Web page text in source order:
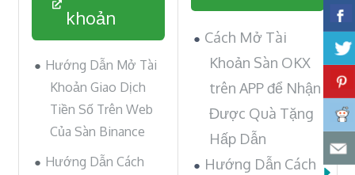
khoản
Hướng Dẫn Mở Tài
Khoản Giao Dịch
Tiền Số Trên Web
Của Sàn Binance
Hướng Dẫn Cách
Cách Mở Tài
Khoản Sàn OKX
trên APP để Nhận
Được Quà Tặng
Hấp Dẫn
Hướng Dẫn Cách